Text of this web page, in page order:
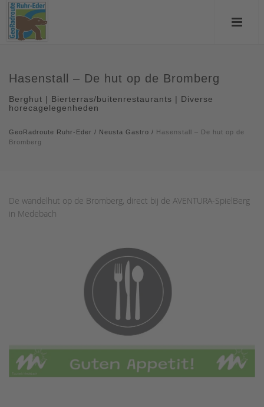
Hasenstall – De hut op de Bromberg
Berghut | Bierterras/buitenrestaurants | Diverse
horecagelegenheden
GeoRadroute Ruhr-Eder / Neusta Gastro / Hasenstall – De hut op de
Bromberg
De wandelhut op de Bromberg, direct bij de AVENTURA-SpielBerg
in Medebach